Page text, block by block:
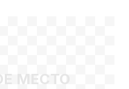
МЕСТО